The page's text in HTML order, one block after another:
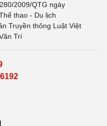
2009/QTG ngày
thao - Du lịch
Truyền thông Luật Việt
Trí